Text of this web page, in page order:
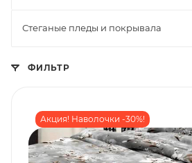
Стеганые пледы и покрывала
ФИЛЬТР
Акция! Наволочки -30%!